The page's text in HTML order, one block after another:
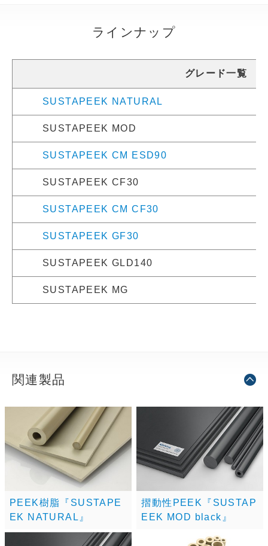
ラインナップ
グレード一覧
SUSTAPEEK NATURAL
SUSTAPEEK MOD
SUSTAPEEK CM ESD90
SUSTAPEEK CF30
SUSTAPEEK CM CF30
SUSTAPEEK GF30
SUSTAPEEK GLD140
SUSTAPEEK MG
関連製品
PEEK樹脂『SUSTAPE
EK NATURAL』
摺動性PEEK『SUSTAP
EEK MOD black』